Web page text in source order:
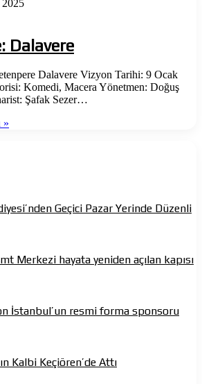
2025
Dalavere
Dalavere Vizyon Tarihi: 9 Ocak
Komedi, Macera Yönetmen: Doğuş
Şafak Sezer…
»
Geçici Pazar Yerinde Düzenli
Merkezi hayata yeniden açılan kapısı
İstanbul’un resmi forma sponsoru
Kalbi Keçiören’de Attı